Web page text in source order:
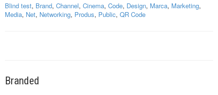
Blind test, Brand, Channel, Cinema, Code, Design, Marca, Marketing,
Media, Net, Networking, Produs, Public, QR Code
Branded